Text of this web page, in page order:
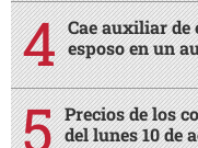
Cae auxiliar de
esposo en un
Precios de los
del lunes 10 de